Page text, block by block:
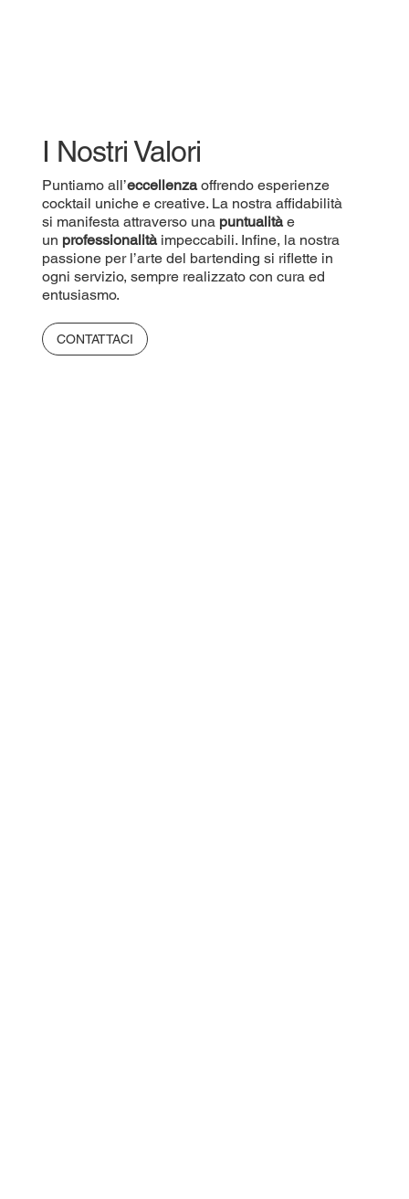
I Nostri Valori
Puntiamo all’eccellenzaoffrendo esperienze
cocktail uniche e creative. La nostra affidabilità
si manifesta attraverso una puntualitàe
un professionalitàimpeccabili. Infine, la nostra
passione per l’arte del bartending si riflette in
ogni servizio, sempre realizzato con cura ed
entusiasmo.
CONTATTACI